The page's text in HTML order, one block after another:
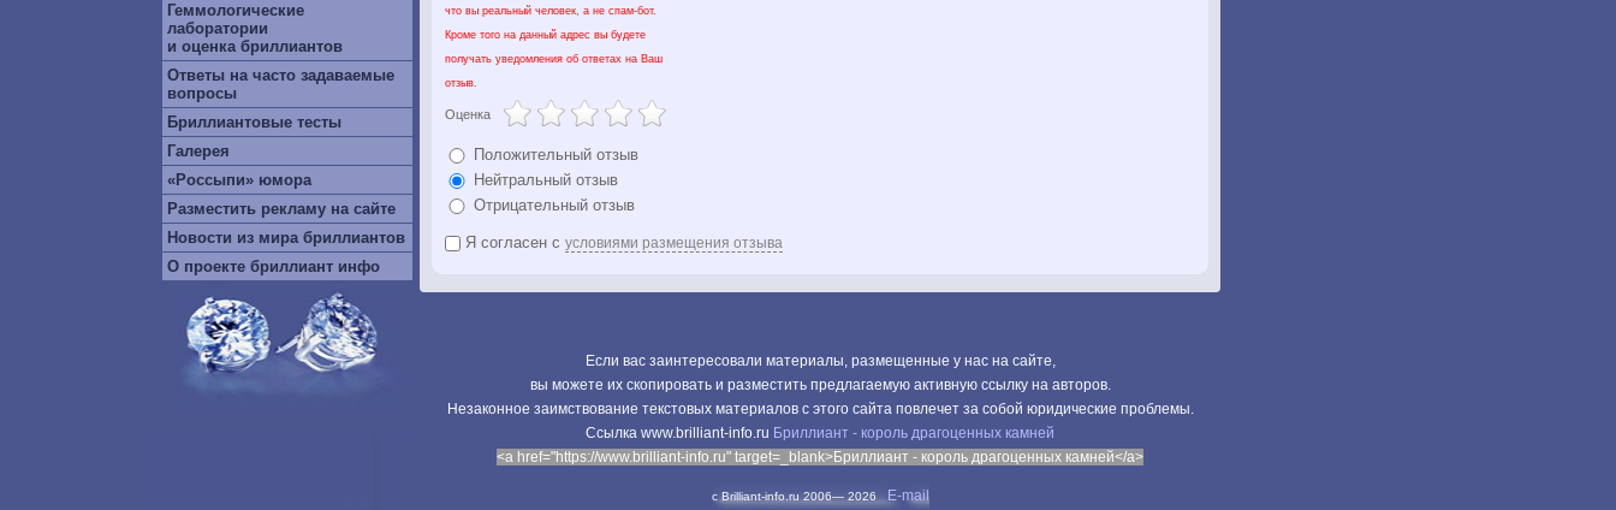
Геммологические
лаборатории
и оценка бриллиантов
Ответы на часто задаваемые
вопросы
Бриллиантовые тесты
Галерея
«Россыпи» юмора
Разместить рекламу на сайте
Новости из мира бриллиантов
О проекте бриллиант инфо
что вы реальный человек, а не спам-бот.
Кроме того на данный адрес вы будете
получать уведомления об ответах на Ваш
отзыв.
Оценка
Положительный отзыв
Нейтральный отзыв
Отрицательный отзыв
Я согласен с условиями размещения отзыва
Если вас заинтересовали материалы, размещенные у нас на сайте,
вы можете их скопировать и разместить предлагаемую активную ссылку на авторов.
Незаконное заимствование текстовых материалов с этого сайта повлечет за собой юридические проблемы.
Cсылка www.brilliant-info.ru Бриллиант - король драгоценных камней
<a href="https://www.brilliant-info.ru" target=_blank>Бриллиант - король драгоценных камней</a>
c Brilliant-info.ru 2006— 2026
E-mail